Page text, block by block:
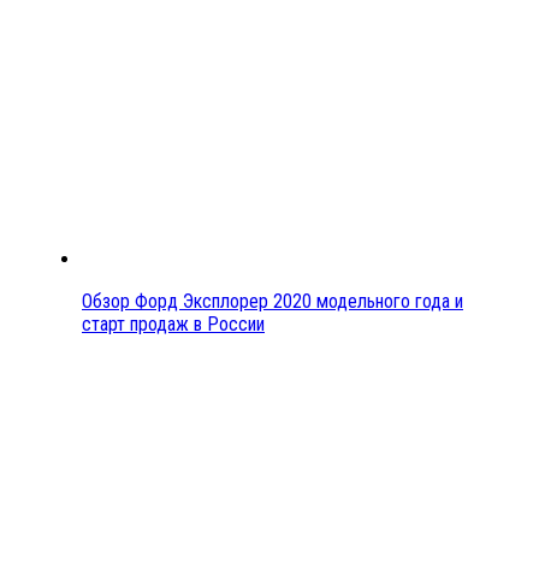
Обзор Форд Эксплорер 2020 модельного года и
старт продаж в России